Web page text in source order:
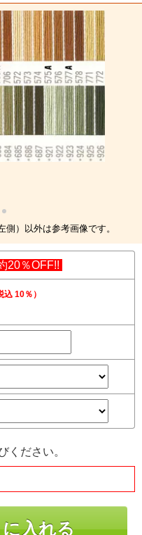
）以外は参考画像です。
20％OFF!!
込 10％）
ください。